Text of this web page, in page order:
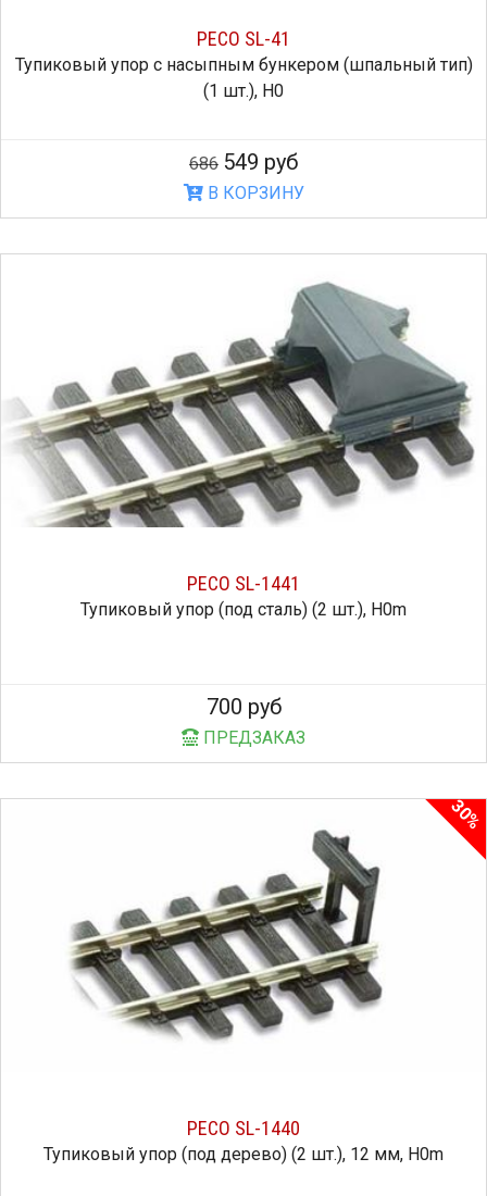
PECO SL-41
Тупиковый упор с насыпным бункером (шпальный тип)
(1 шт.), H0
686 549 руб
В КОРЗИНУ
PECO SL-1441
Тупиковый упор (под сталь) (2 шт.), H0m
700 руб
ПРЕДЗАКАЗ
PECO SL-1440
Тупиковый упор (под дерево) (2 шт.), 12 мм, H0m
30%